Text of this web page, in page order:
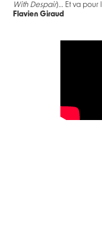
With Despair)… Et va pour
Flavien Giraud